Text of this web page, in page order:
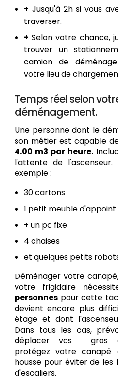
+ Jusqu'à 2h si vous
traverser.
+ Selon votre chance,
trouver un
camion de
votre lieu de
Temps réel selon
déménagement.
Une personne dont le
son métier est capable
4.00 m3 par heure.
l'attente de
exemple :
30 cartons
1 petit meuble d'appoint
+ un pc fixe
4 chaises
et quelques petits
Déménager votre
votre frigidaire
personnes pour cette
devient encore plus
étage et dont
Dans tous les cas,
déplacer vos gros
protégez votre
housse pour éviter de
d'escaliers.